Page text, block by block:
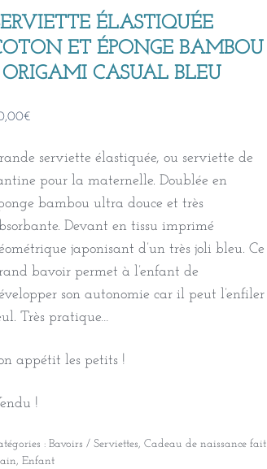
ÉLASTIQUÉE
ET ÉPONGE BAMBOU
CASUAL BLEU
€
serviette élastiquée, ou serviette de
pour la maternelle. Doublée en
bambou ultra douce et très
Devant en tissu imprimé
japonisant d’un très joli bleu. Ce
bavoir permet à l’enfant de
son autonomie car il peut l’enfiler
Très pratique…
appétit les petits !
!
: Bavoirs / Serviettes, Cadeau de naissance fait
, Enfant